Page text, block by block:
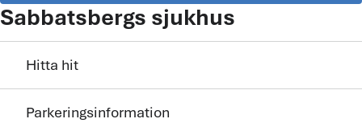
Sabbatsbergs sjukhus
Hitta hit
Parkeringsinformation